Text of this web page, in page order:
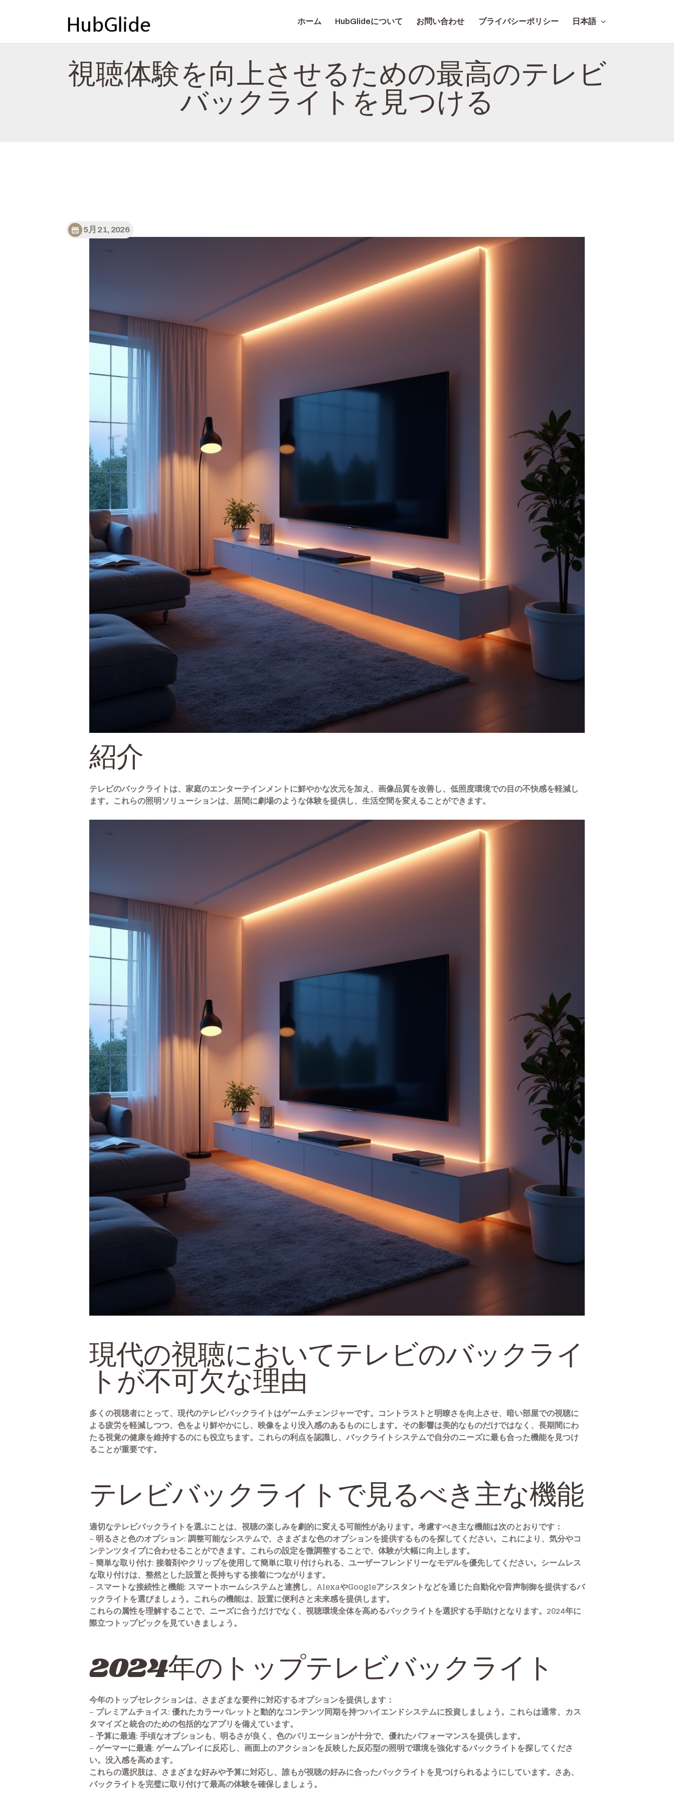
ホーム HubGlideについて お問い合わせ プライバシーポリシー 日本語
視聴体験を向上させるための最高のテレビ
バックライトを見つける
HUBGLIDE
お問い合わせ
プライバシーポリシ
ー
5月 21, 2026
紹介
テレビのバックライトは、家庭のエンターテインメントに鮮やかな次元を加え、画像品質を改善し、低照度環境での目の不快感を軽減し
ます。これらの照明ソリューションは、居間に劇場のような体験を提供し、生活空間を変えることができます。
現代の視聴においてテレビのバックライ
トが不可欠な理由
多くの視聴者にとって、現代のテレビバックライトはゲームチェンジャーです。コントラストと明瞭さを向上させ、暗い部屋での視聴に
よる疲労を軽減しつつ、色をより鮮やかにし、映像をより没入感のあるものにします。その影響は美的なものだけではなく、長期間にわ
たる視覚の健康を維持するのにも役立ちます。これらの利点を認識し、バックライトシステムで自分のニーズに最も合った機能を見つけ
ることが重要です。
テレビバックライトで見るべき主な機能
適切なテレビバックライトを選ぶことは、視聴の楽しみを劇的に変える可能性があります。考慮すべき主な機能は次のとおりです：
– 明るさと色のオプション: 調整可能なシステムで、さまざまな色のオプションを提供するものを探してください。これにより、気分やコ
ンテンツタイプに合わせることができます。これらの設定を微調整することで、体験が大幅に向上します。
– 簡単な取り付け: 接着剤やクリップを使用して簡単に取り付けられる、ユーザーフレンドリーなモデルを優先してください。シームレス
な取り付けは、整然とした設置と長持ちする接着につながります。
– スマートな接続性と機能: スマートホームシステムと連携し、AlexaやGoogleアシスタントなどを通じた自動化や音声制御を提供するバ
ックライトを選びましょう。これらの機能は、設置に便利さと未来感を提供します。
これらの属性を理解することで、ニーズに合うだけでなく、視聴環境全体を高めるバックライトを選択する手助けとなります。2024年に
際立つトップピックを見ていきましょう。
2024年のトップテレビバックライト
今年のトップセレクションは、さまざまな要件に対応するオプションを提供します：
– プレミアムチョイス: 優れたカラーパレットと動的なコンテンツ同期を持つハイエンドシステムに投資しましょう。これらは通常、カス
タマイズと統合のための包括的なアプリを備えています。
– 予算に最適: 手頃なオプションも、明るさが良く、色のバリエーションが十分で、優れたパフォーマンスを提供します。
– ゲーマーに最適: ゲームプレイに反応し、画面上のアクションを反映した反応型の照明で環境を強化するバックライトを探してくださ
い。没入感を高めます。
これらの選択肢は、さまざまな好みや予算に対応し、誰もが視聴の好みに合ったバックライトを見つけられるようにしています。さあ、
バックライトを完璧に取り付けて最高の体験を確保しましょう。